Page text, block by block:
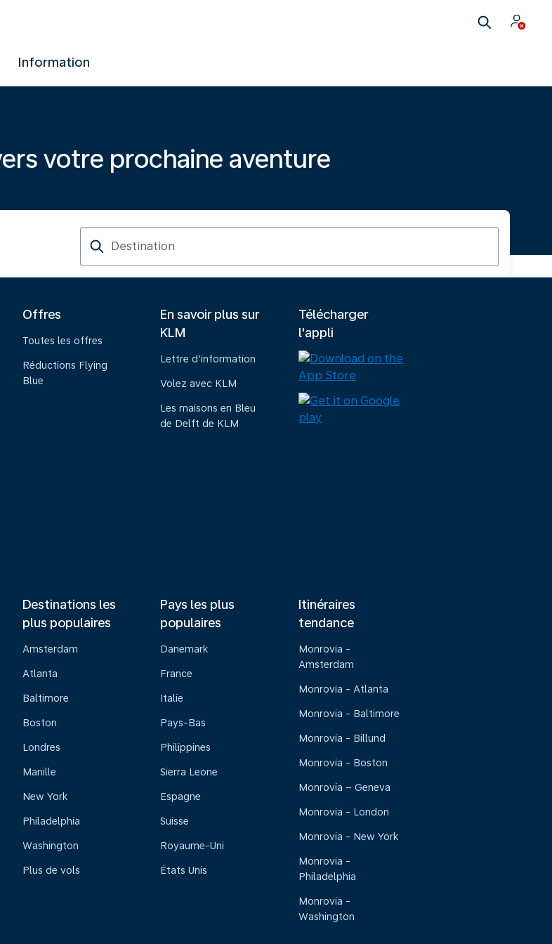
Information
votre prochaine aventure
Destination
Offres
Toutes les offres
Réductions Flying
Blue
En savoir plus sur
KLM
Lettre d'information
Volez avec KLM
Les maisons en Bleu
de Delft de KLM
Télécharger
l'appli
Destinations les
plus populaires
Amsterdam
Atlanta
Baltimore
Boston
Londres
Manille
New York
Philadelphia
Washington
Plus de vols
Pays les plus
populaires
Danemark
France
Italie
Pays-Bas
Philippines
Sierra Leone
Espagne
Suisse
Royaume-Uni
États Unis
Itinéraires
tendance
Monrovia -
Amsterdam
Monrovia - Atlanta
Monrovia - Baltimore
Monrovia - Billund
Monrovia - Boston
Monrovia – Geneva
Monrovia - London
Monrovia - New York
Monrovia -
Philadelphia
Monrovia -
Washington